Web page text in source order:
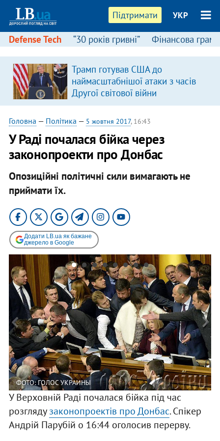
Підтримати УКР
Defense Tech “30 років гривні” Фінансова
Трамп готував США до
наймасштабнішої атаки з часів
Другої світової війни
Головна — Політика — 5 жовтня 2017, 16:43
У Раді почалася бійка через
законопроекти про Донбас
Опозиційні політичні сили вимагають не
приймати їх.
Додати LB.ua як бажане
джерело в Google
ФОТО: ГОЛОС УКРАИНЫ
У Верховній Раді почалася бійка під час
розглядузаконопроектів про Донбас. Спікер
Андрій Парубій о 16:44 оголосив перерву.